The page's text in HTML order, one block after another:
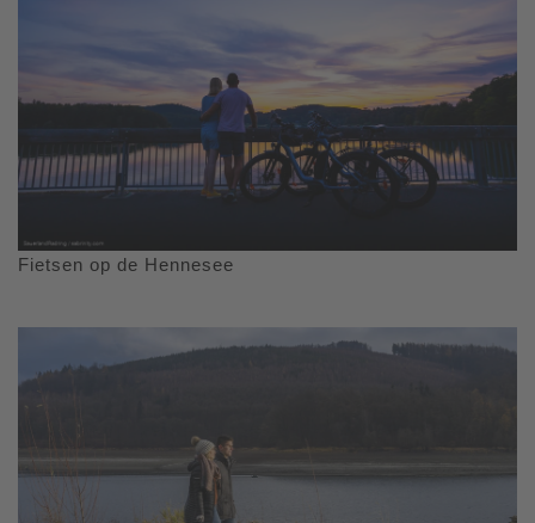
Fietsen op de Hennesee